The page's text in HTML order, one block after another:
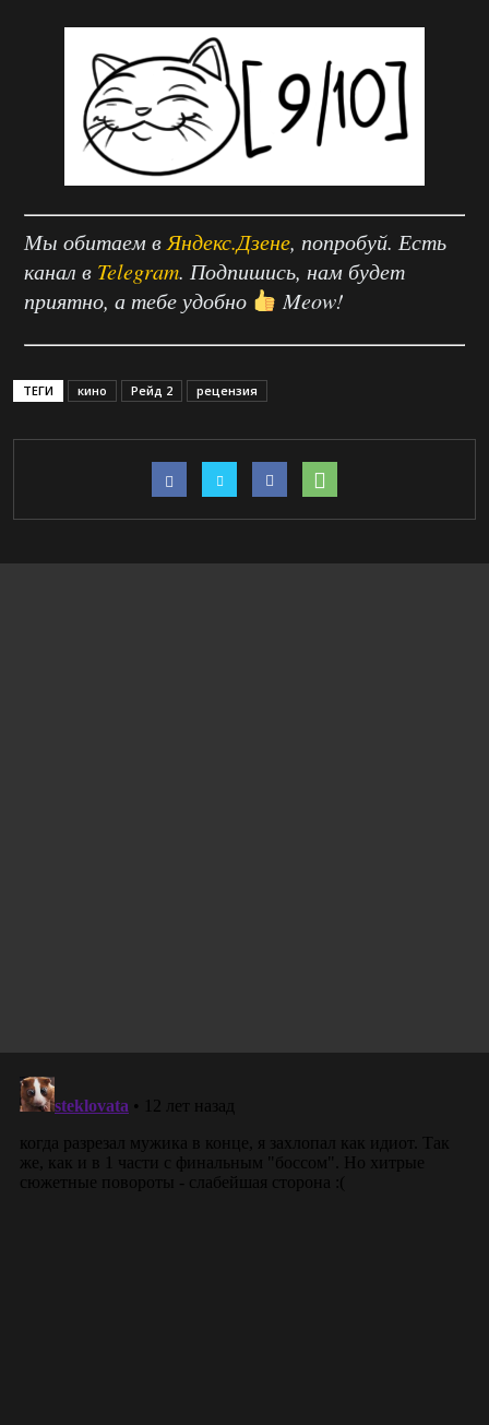
Мы обитаем в Яндекс.Дзене, попробуй. Есть
канал в Telegram. Подпишись, нам будет
приятно, а тебе удобно
Meow!
ТЕГИ кино Рейд 2 рецензия